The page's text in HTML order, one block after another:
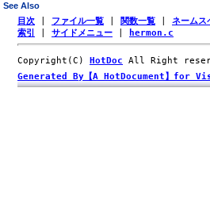
See Also
目次 ファイル一覧 関数一覧 ネームス
索引
サイドメニュー hermon.c
Copyright(C) HotDoc All Right
Generated By【A HotDocument】for